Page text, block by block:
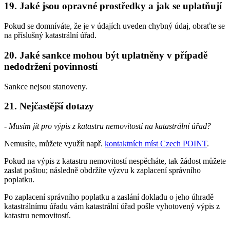
19. Jaké jsou opravné prostředky a jak se uplatňují
Pokud se domníváte, že je v údajích uveden chybný údaj, obraťte se
na příslušný katastrální úřad.
20. Jaké sankce mohou být uplatněny v případě
nedodržení povinností
Sankce nejsou stanoveny.
21. Nejčastější dotazy
- Musím jít pro výpis z katastru nemovitostí na katastrální úřad?
Nemusíte, můžete využít např. kontaktních míst Czech POINT.
Pokud na výpis z katastru nemovitostí nespěcháte, tak žádost můžete
zaslat poštou; následně obdržíte výzvu k zaplacení správního
poplatku.
Po zaplacení správního poplatku a zaslání dokladu o jeho úhradě
katastrálnímu úřadu vám katastrální úřad pošle vyhotovený výpis z
katastru nemovitostí.